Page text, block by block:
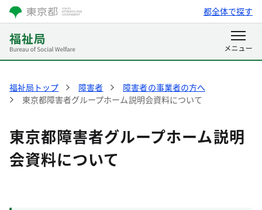
都全体で探す
福祉局トップ 障害者
障害者の事業者の方へ
東京都障害者グループホーム説明会資料について
東京都障害者グループホーム説明
会資料について